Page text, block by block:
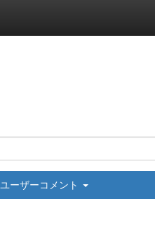
ユーザーコメント